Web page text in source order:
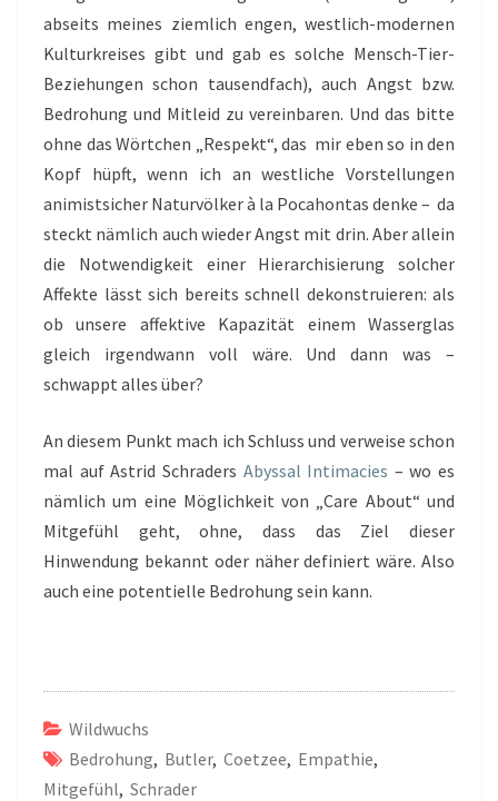
abseits meines ziemlich engen, westlich-modernen
Kulturkreises gibt und gab es solche Mensch-Tier-
Beziehungen schon tausendfach), auch Angst bzw.
Bedrohung und Mitleid zu vereinbaren. Und das bitte
ohne das Wörtchen „Respekt“, das mir eben so in den
Kopf hüpft, wenn ich an westliche Vorstellungen
animistsicher Naturvölker à la Pocahontas denke – da
steckt nämlich auch wieder Angst mit drin. Aber allein
die Notwendigkeit einer Hierarchisierung solcher
Affekte lässt sich bereits schnell dekonstruieren: als
ob unsere affektive Kapazität einem Wasserglas
gleich irgendwann voll wäre. Und dann was –
schwappt alles über?
An diesem Punkt mach ich Schluss und verweise schon
mal auf Astrid Schraders Abyssal Intimacies – wo es
nämlich um eine Möglichkeit von „Care About“ und
Mitgefühl geht, ohne, dass das Ziel dieser
Hinwendung bekannt oder näher definiert wäre. Also
auch eine potentielle Bedrohung sein kann.
Wildwuchs
Bedrohung, Butler, Coetzee, Empathie,
Mitgefühl, Schrader